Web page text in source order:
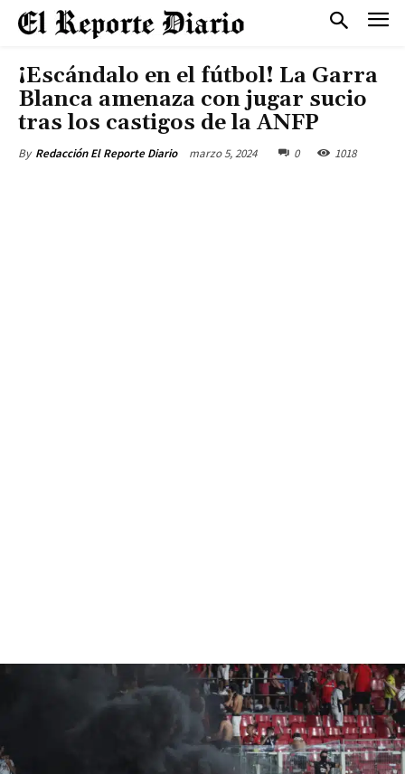
¡Escándalo en el fútbol! La Garra
Blanca amenaza con jugar sucio
tras los castigos de la ANFP
By Redacción El Reporte Diario marzo 5, 2024 0 1018